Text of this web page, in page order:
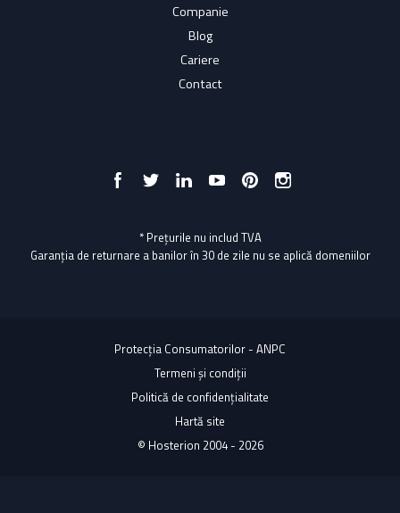
Companie
Blog
Cariere
Contact
* Prețurile nu includ TVA
Garanția de returnare a banilor în 30 de zile nu se aplică domeniilor
© Hosterion 2004 - 2026
Protecția Consumatorilor - ANPC
Termeni și condiții
Politică de confidențialitate
Hartă site